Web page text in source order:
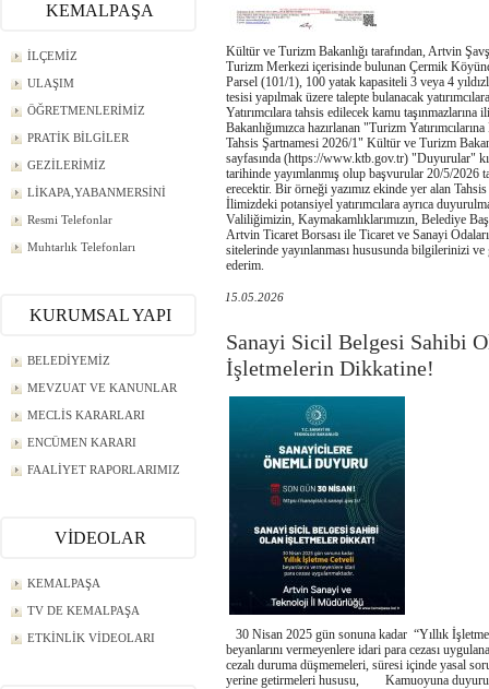
KEMALPAŞA
İLÇEMİZ
ULAŞIM
ÖĞRETMENLERİMİZ
PRATİK BİLGİLER
GEZİLERİMİZ
LİKAPA,YABANMERSİNİ
Resmi Telefonlar
Muhtarlık Telefonları
KURUMSAL YAPI
BELEDİYEMİZ
MEVZUAT VE KANUNLAR
MECLİS KARARLARI
ENCÜMEN KARARI
FAALİYET RAPORLARIMIZ
VİDEOLAR
KEMALPAŞA
TV DE KEMALPAŞA
ETKİNLİK VİDEOLARI
Kültür ve Turizm Bakanlığı tarafından, Artvin
Turizm Merkezi içerisinde bulunan Çermik
Parsel (101/1), 100 yatak kapasiteli 3 veya 4
tesisi yapılmak üzere talepte bulanacak
Yatırımcılara tahsis edilecek kamu taşınmazlarına
Bakanlığımızca hazırlanan "Turizm
Tahsis Şartnamesi 2026/1" Kültür ve Turizm
sayfasında (https://www.ktb.gov.tr) "Duyurular"
tarihinde yayımlanmış olup başvurular 20/5/2026
erecektir. Bir örneği yazımız ekinde yer alan
İlimizdeki potansiyel yatırımcılara ayrıca
Valiliğimizin, Kaymakamlıklarımızın, Belediye
Artvin Ticaret Borsası ile Ticaret ve Sanayi
sitelerinde yayınlanması hususunda bilgilerinizi
ederim.
15.05.2026
Sanayi Sicil Belgesi Sahibi
İşletmelerin Dikkatine!
30 Nisan 2025 gün sonuna kadar “Yıllık
beyanlarını vermeyenlere idari para cezası
cezalı duruma düşmemeleri, süresi içinde yasal
yerine getirmeleri hususu, Kamuoyuna